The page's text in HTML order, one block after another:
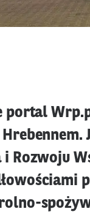
portal
i Rozwoju